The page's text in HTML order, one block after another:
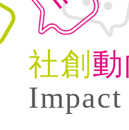
社創
Impact